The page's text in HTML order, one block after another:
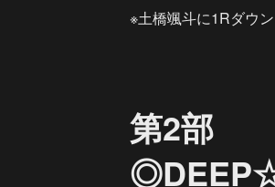
※土橋颯斗に1Rダウ
第2部